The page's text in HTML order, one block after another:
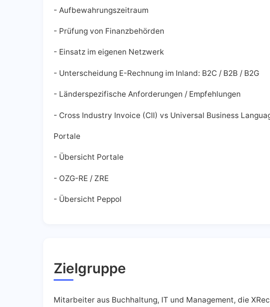
- Aufbewahrungszeitraum
- Prüfung von Finanzbehörden
- Einsatz im eigenen Netzwerk
- Unterscheidung E-Rechnung im Inland: B2C / B2B / B2G
- Länderspezifische Anforderungen / Empfehlungen
- Cross Industry Invoice (CII) vs Universal Business
Portale
- Übersicht Portale
- OZG-RE / ZRE
- Übersicht Peppol
Zielgruppe
Mitarbeiter aus Buchhaltung, IT und Management, die